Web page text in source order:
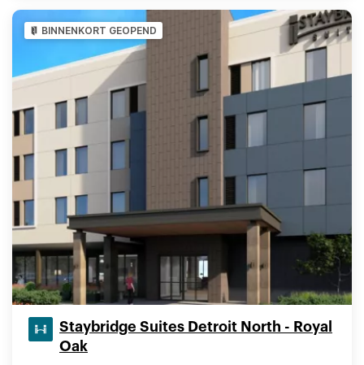
BINNENKORT GEOPEND
Staybridge Suites Detroit North - Royal
Oak